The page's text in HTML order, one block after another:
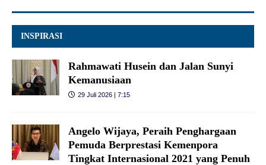
INSPIRASI
Rahmawati Husein dan Jalan Sunyi
Kemanusiaan
29 Juli 2026 | 7:15
Angelo Wijaya, Peraih Penghargaan
Pemuda Berprestasi Kemenpora
Tingkat Internasional 2021 yang Penuh